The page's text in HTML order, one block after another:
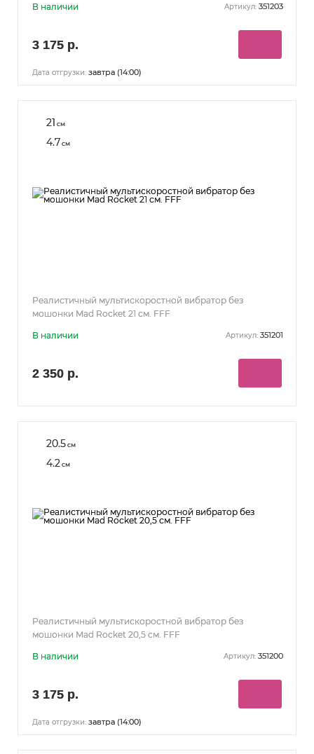
В наличии Артикул: 351203
3 175 р.
Дата отгрузки: завтра (14:00)
21 см
4.7см
Реалистичный мультискоростной вибратор без
мошонки Mad Rocket 21 см. FFF
В наличии Артикул: 351201
2 350 р.
20.5см
4.2 см
Реалистичный мультискоростной вибратор без
мошонки Mad Rocket 20,5 см. FFF
В наличии Артикул: 351200
3 175 р.
Дата отгрузки: завтра (14:00)